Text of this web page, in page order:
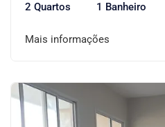
2 Quartos 1 Banheiro
Mais informações